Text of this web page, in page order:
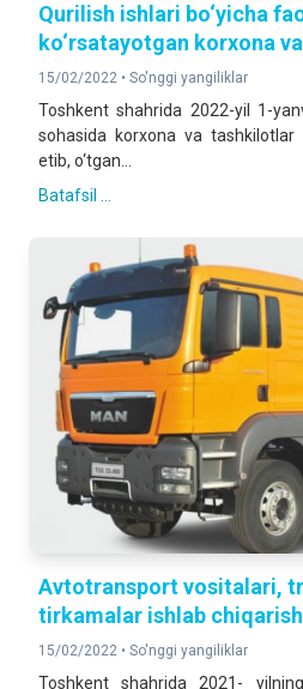
Qurilish ishlari bo‘yicha
ko‘rsatayotgan korxona
15/02/2022 • So'nggi yangiliklar
Toshkent shahrida 2022-yil 1-
sohasida korxona va
etib, o‘tgan...
Batafsil ...
Avtotransport vositalari,
tirkamalar ishlab chiqarish
15/02/2022 • So'nggi yangiliklar
Toshkent shahrida 2021-